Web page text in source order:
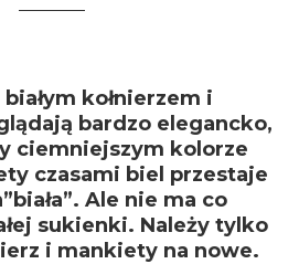
kołnierzem i
bardzo elegancko,
ciemniejszym kolorze
czasami biel przestaje
Ale nie ma co
sukienki. Należy tylko
i mankiety na nowe.